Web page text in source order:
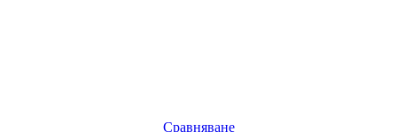
Сравняване